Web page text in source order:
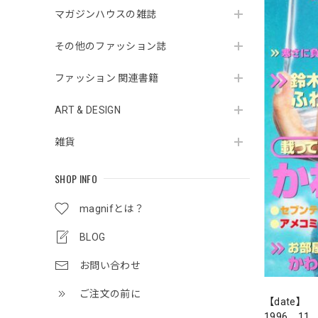
マガジンハウスの雑誌
その他のファッション誌
ファッション 関連書籍
ART & DESIGN
雑貨
SHOP INFO
magnifとは？
BLOG
お問い合わせ
ご注文の前に
【date】